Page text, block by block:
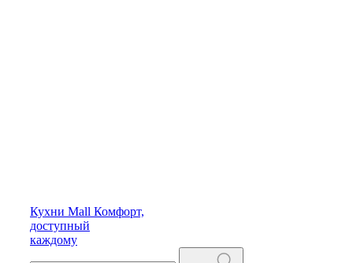
Кухни Mall Комфорт,
доступный
каждому